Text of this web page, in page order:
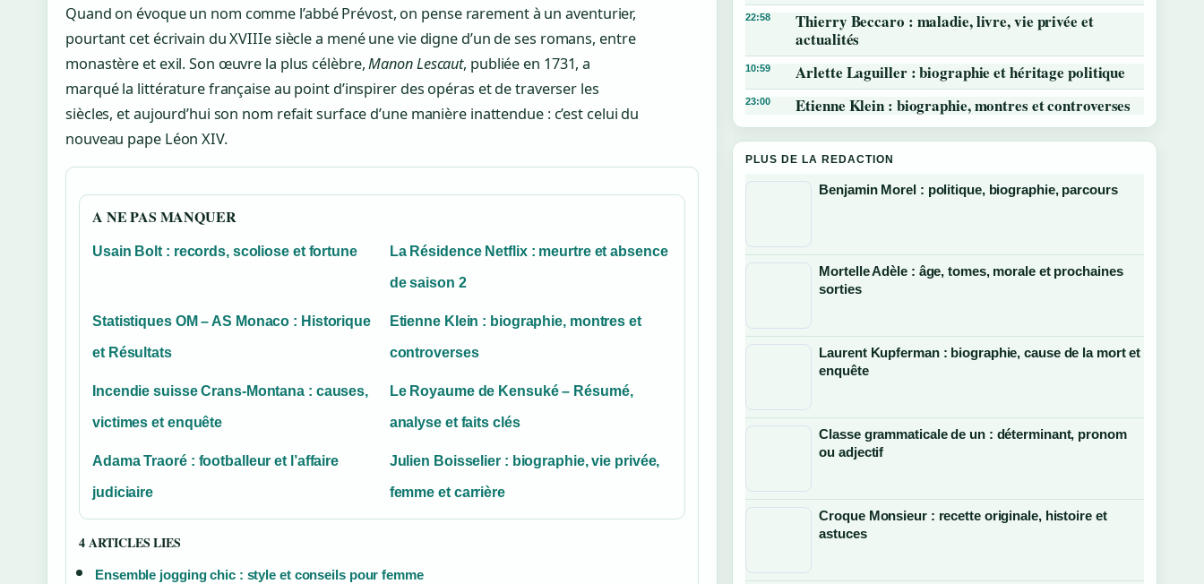
Quand on évoque un nom comme l’abbé Prévost, on pense rarement à un aventurier,
pourtant cet écrivain du XVIIIe siècle a mené une vie digne d’un de ses romans, entre
monastère et exil. Son œuvre la plus célèbre,Manon Lescaut, publiée en 1731, a
marqué la littérature française au point d’inspirer des opéras et de traverser les
siècles, et aujourd’hui son nom refait surface d’une manière inattendue : c’est celui du
nouveau pape Léon XIV.
A NE PAS MANQUER
Usain Bolt : records, scoliose et fortune La Résidence Netflix : meurtre et absence
de saison 2
Statistiques OM – AS Monaco : Historique
et Résultats
Etienne Klein : biographie, montres et
controverses
Incendie suisse Crans-Montana : causes,
victimes et enquête
Le Royaume de Kensuké – Résumé,
analyse et faits clés
Adama Traoré : footballeur et l’affaire
judiciaire
Julien Boisselier : biographie, vie privée,
femme et carrière
4 ARTICLES LIES
Ensemble jogging chic : style et conseils pour femme
22:58
Thierry Beccaro : maladie, livre, vie privée et
actualités
10:59 Arlette Laguiller : biographie et héritage politique
23:00 Etienne Klein : biographie, montres et controverses
PLUS DE LA REDACTION
Benjamin Morel : politique, biographie, parcours
Mortelle Adèle : âge, tomes, morale et prochaines
sorties
Laurent Kupferman : biographie, cause de la mort et
enquête
Classe grammaticale de un : déterminant, pronom
ou adjectif
Croque Monsieur : recette originale, histoire et
astuces